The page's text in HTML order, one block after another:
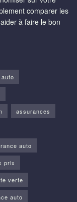
comparer les
à faire le bon
assurances
auto
prix
verte
auto